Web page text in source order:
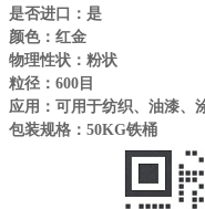
是否进口：是
颜色：红金
物理性状：粉状
粒径：600目
应用：可用于纺织、油漆、
包装规格：50KG铁桶